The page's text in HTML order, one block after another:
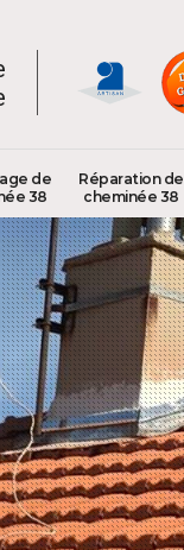
de
38
Réparation de
cheminée 38